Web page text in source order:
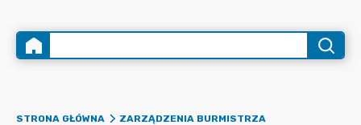
STRONA GŁÓWNA
ZARZĄDZENIA BURMISTRZA